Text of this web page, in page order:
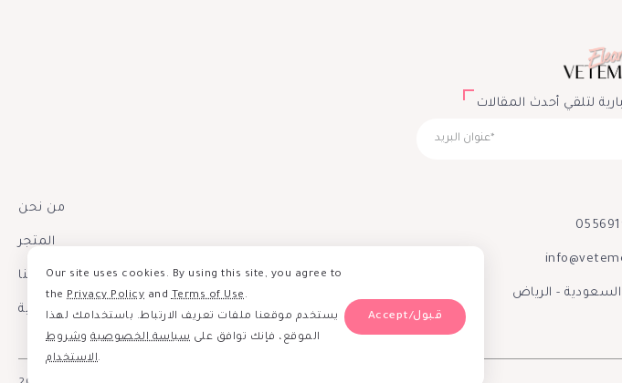
لتلقي أحدث المقالات
من نحن
المتجر
إتصل بنا
سياسة الخصوصية
السعودية - الرياض
Our site uses cookies. By using this site, you agree to
the Privacy Policy andTerms of Use.
يستخدم موقعنا ملفات تعريف الارتباط. باستخدامك لهذا
الموقع، فإنك توافق على سياسة الخصوصية وشروط
الاستخدام.
Accept/قبول